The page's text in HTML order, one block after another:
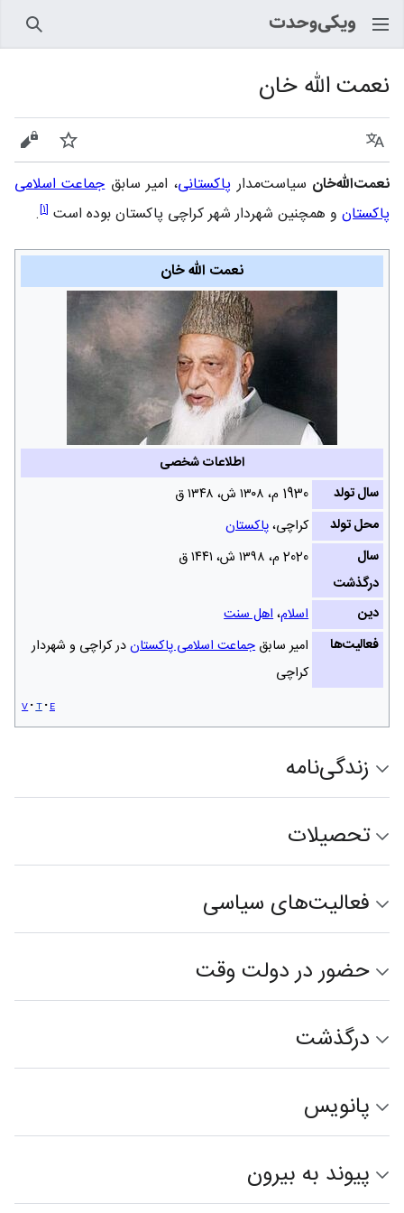
نعمت الله خان
زبان پیگیری
نعمت‌الله‌خان سیاست‌مدار پاکستانی، امیر سابقجماعت اسلامی
پاکستان و همچنین شهردار شهر کراچی پاکستان بوده است [۱]
.
نعمت الله خان
اطلاعات شخصی
سال تولد
1930 م، ۱۳۰۸ ش‌، ۱۳۴۸ ق
محل تولد
کراچی،پاکستان
سال
درگذشت
2020 م، ۱۳۹۸ ش‌، ۱۴۴۱ ق
دین اسلام،اهل سنت
فعالیت‌ها
امیر سابقجماعت اسلامی پاکستاندر کراچی و شهردار
کراچی
v t e
زندگی‌نامه
تحصیلات
فعالیت‌های سیاسی
حضور در دولت وقت
درگذشت
پانویس
پیوند به بیرون